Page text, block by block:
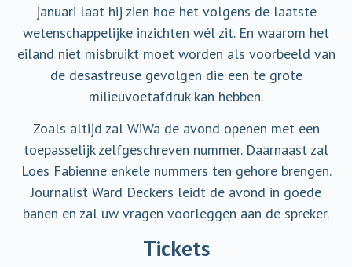
januari laat hij zien hoe het volgens de laatste
wetenschappelijke inzichten wél zit. En waarom het
eiland niet misbruikt moet worden als voorbeeld van
de desastreuse gevolgen die een te grote
milieuvoetafdruk kan hebben.
Zoals altijd zal WiWa de avond openen met een
toepasselijk zelfgeschreven nummer. Daarnaast zal
Loes Fabienne enkele nummers ten gehore brengen.
Journalist Ward Deckers leidt de avond in goede
banen en zal uw vragen voorleggen aan de spreker.
Tickets